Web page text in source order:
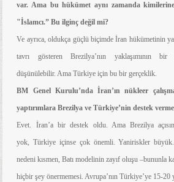
var. Ama bu hükümet aynı zamanda
"İslamcı.” Bu ilginç değil mi?
Ve ayrıca, oldukça güçlü biçimde İran hükümetinin
tavrı gösteren Brezilya’nın yaklaşımının bir
düşünülebilir. Ama Türkiye için bu bir gerçeklik.
BM Genel Kurulu’nda İran’ın nükleer
yaptırımlara Brezilya ve Türkiye’nin destek
Evet. İran’a bir destek oldu. Ama Brezilya
yok, Türkiye içinse çok önemli. Yaniriskler
nedeni kısmen, Batı modelinin zayıf oluşu –bununla
hiçbir şey önermemesi. Avrupa’nın Türkiye’ye 15-20